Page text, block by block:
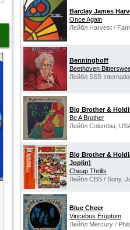
Barclay James
Once Again
Лейбл Harvest /
Benninghoff
Beethoven
Лейбл SSS
Big Brother &
Be A Brother
Лейбл Columbia,
Big Brother &
Joplin)
Cheap Thrills
Лейбл CBS / Sony,
Blue Cheer
Vincebus Eruptum
Лейбл Mercury /